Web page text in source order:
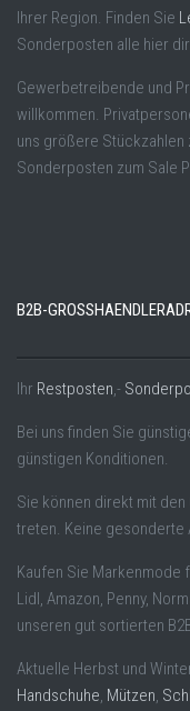
Ihrer Region. Finden Sie
Sonderposten alle hier
Gewerbetreibende und
willkommen.
uns größere Stückzahlen
Sonderposten zum Sale
B2B-
Ihr Restposten,-
Bei uns finden Sie
günstigen Konditionen.
Sie können direkt mit
treten. Keine
Kaufen Sie Markenmode
Lidl, Amazon, Penny,
unseren gut sortierten
Aktuelle Herbst und
Handschuhe, Mützen,